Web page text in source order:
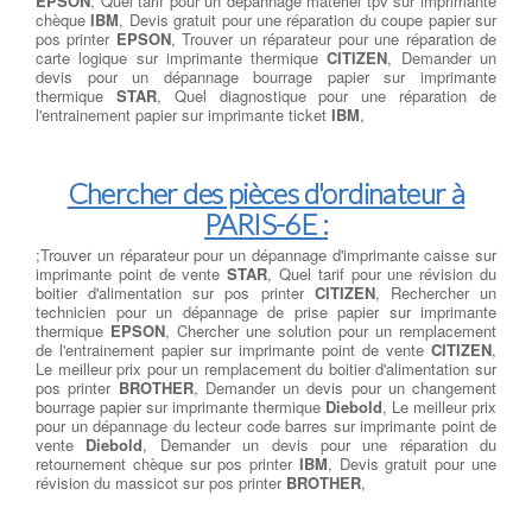
chèqueIBM, Devis gratuit pour une réparation du coupe papier sur
pos printer EPSON, Trouver un réparateur pour une réparation de
carte logique sur imprimante thermiqueCITIZEN, Demander un
devis pour un dépannage bourrage papier sur imprimante
thermique STAR, Quel diagnostique pour une réparation de
l'entrainement papier sur imprimante ticket IBM,
Chercher des pièces d'ordinateur à
PARIS-6E :
;Trouver un réparateur pour un dépannage d'imprimante caisse sur
imprimante point de venteSTAR, Quel tarif pour une révision du
boitier d'alimentation sur pos printer CITIZEN, Rechercher un
technicien pour un dépannage de prise papier sur imprimante
thermique EPSON, Chercher une solution pour un remplacement
de l'entrainement papier sur imprimante point de vente CITIZEN,
Le meilleur prix pour un remplacement du boitier d'alimentation sur
pos printer BROTHER, Demander un devis pour un changement
bourrage papier sur imprimante thermique Diebold, Le meilleur prix
pour un dépannage du lecteur code barres sur imprimante point de
vente Diebold, Demander un devis pour une réparation du
retournement chèque sur pos printer IBM, Devis gratuit pour une
révision du massicot sur pos printer BROTHER,